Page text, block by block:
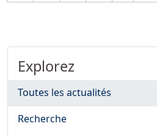
Explorez
Toutes les actualités
Recherche